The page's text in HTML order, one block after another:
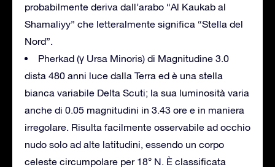
probabilmente deriva dall’arabo “Al Kaukab al
Shamaliyy” che letteralmente significa “Stella del
Nord”.
Pherkad (γ Ursa Minoris) di Magnitudine 3.0
dista 480 anni luce dalla Terra ed è una stella
bianca variabile Delta Scuti; la sua luminosità varia
anche di 0.05 magnitudini in 3.43 ore e in maniera
irregolare. Risulta facilmente osservabile ad occhio
nudo solo ad alte latitudini, essendo un corpo
celeste circumpolare per 18° N. È classificata